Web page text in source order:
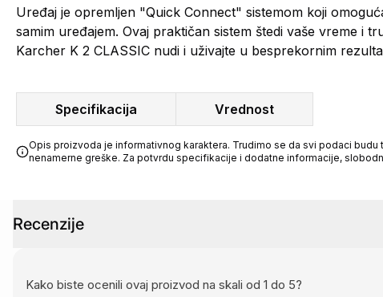
Uređaj je opremljen "Quick Connect" sistemom koji
samim uređajem. Ovaj praktičan sistem štedi vaše vreme i
Karcher K 2 CLASSIC nudi i uživajte u besprekornim
Specifikacija Vrednost
Opis proizvoda je informativnog karaktera. Trudimo se da svi podaci budu
nenamerne greške. Za potvrdu specifikacije i dodatne informacije,
Recenzije
Kako biste ocenili ovaj proizvod na skali od 1 do 5?